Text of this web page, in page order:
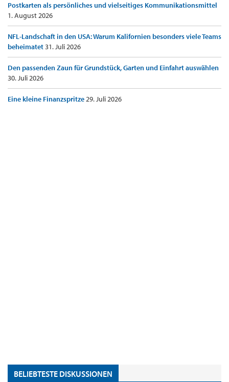
Postkarten als persönliches und vielseitiges Kommunikationsmittel
1. August 2026
NFL-Landschaft in den USA: Warum Kalifornien besonders viele Teams
beheimatet31. Juli 2026
Den passenden Zaun für Grundstück, Garten und Einfahrt auswählen
30. Juli 2026
Eine kleine Finanzspritze29. Juli 2026
BELIEBTESTE DISKUSSIONEN